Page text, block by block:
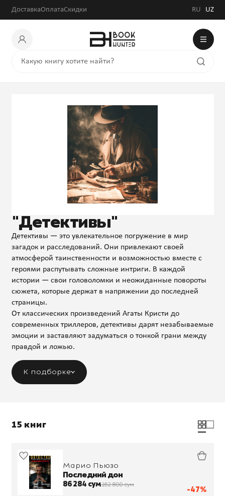
ДоставкаОплатаСкидки RU UZ
"Детективы"
Детективы — это увлекательное погружение в мир
загадок и расследований. Они привлекают своей
атмосферой таинственности и возможностью вместе с
героями распутывать сложные интриги. В каждой
истории — свои головоломки и неожиданные повороты
сюжета, которые держат в напряжении до последней
страницы.
От классических произведений Агаты Кристи до
современных триллеров, детективы дарят незабываемые
эмоции и заставляют задуматься о тонкой грани между
правдой и ложью.
К подборке
15 книг
-47%
Марио Пьюзо
Последний дон
86 284 сум162 800 сум